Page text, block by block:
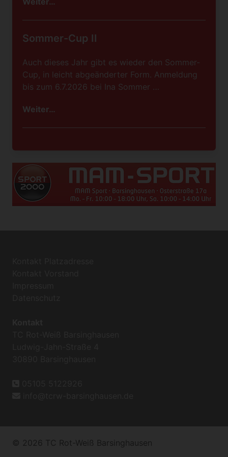
Sommer-Cup II
Auch dieses Jahr gibt es wieder den Sommer-
Cup, in leicht abgeänderter Form. Anmeldung
bis zum 6.7.2026 bei Ina Sommer …
Weiter…
© 2026 TC Rot-Weiß Barsinghausen